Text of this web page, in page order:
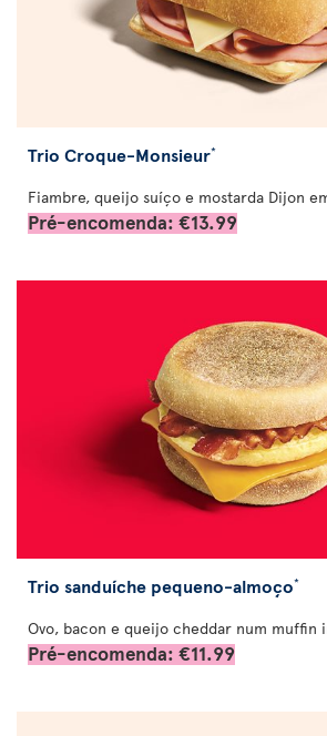
Trio Croque-Monsieur*
Fiambre, queijo suíço e mostarda Dijon
Pré-encomenda: €13.99
Trio sanduíche pequeno-almoço*
Ovo, bacon e queijo cheddar num muffin
Pré-encomenda: €11.99